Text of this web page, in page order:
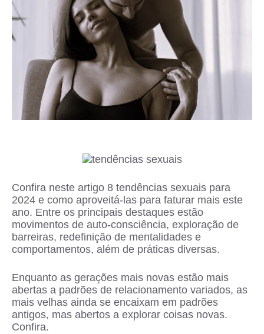
Confira neste artigo 8 tendências sexuais para
2024 e como aproveitá-las para faturar mais este
ano. Entre os principais destaques estão
movimentos de auto-consciência, exploração de
barreiras, redefinição de mentalidades e
comportamentos, além de práticas diversas.
Enquanto as gerações mais novas estão mais
abertas a padrões de relacionamento variados, as
mais velhas ainda se encaixam em padrões
antigos, mas abertos a explorar coisas novas.
Confira.